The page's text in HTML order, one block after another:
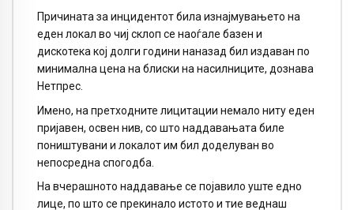
Причината за инцидентот била изнајмувањето на
еден локал во чиј склоп се наоѓале базен и
дискотека кој долги години наназад бил издаван по
минимална цена на блиски на насилниците, дознава
Нетпрес.
Имено, на претходните лицитации немало ниту еден
пријавен, освен нив, со што наддавањата биле
поништувани и локалот им бил доделуван во
непосредна спогодба.
На вчерашното наддавање се појавило уште едно
лице, по што се прекинало истото и тие веднаш